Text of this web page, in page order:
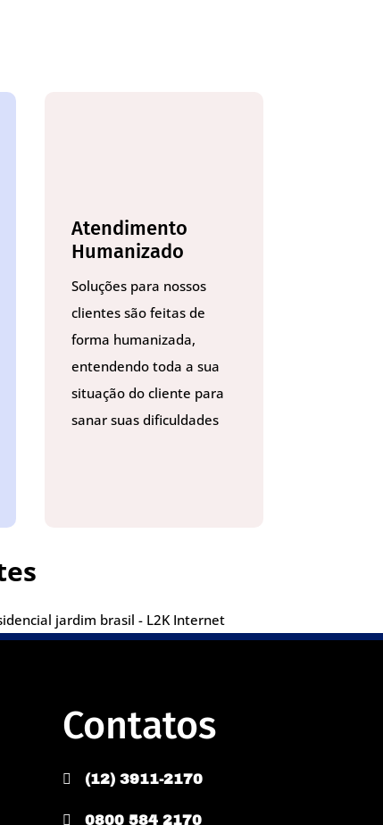
Atendimento
Humanizado
Soluções para nossos
clientes são feitas de
forma humanizada,
entendendo toda a sua
situação do cliente para
sanar suas dificuldades
jardim brasil - L2K Internet
Contatos
 (12) 3911-2170
 0800 584 2170